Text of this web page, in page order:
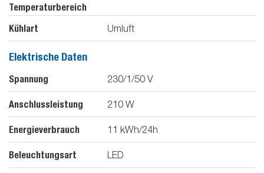
Temperaturbereich
Kühlart Umluft
Elektrische Daten
Spannung 230/1/50 V
Anschlussleistung 210 W
Energieverbrauch 11 kWh/24h
Beleuchtungsart LED